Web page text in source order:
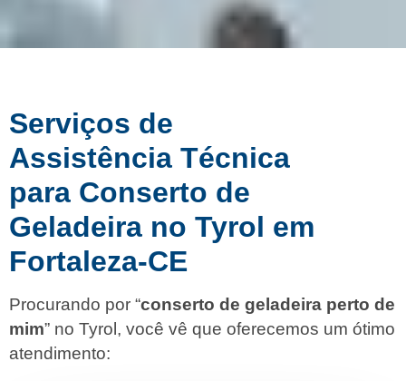
Serviços de
Assistência Técnica
para Conserto de
Geladeira no Tyrol em
Fortaleza-CE
Procurando por “conserto de geladeira perto de
mim” no Tyrol, você vê que oferecemos um ótimo
atendimento: